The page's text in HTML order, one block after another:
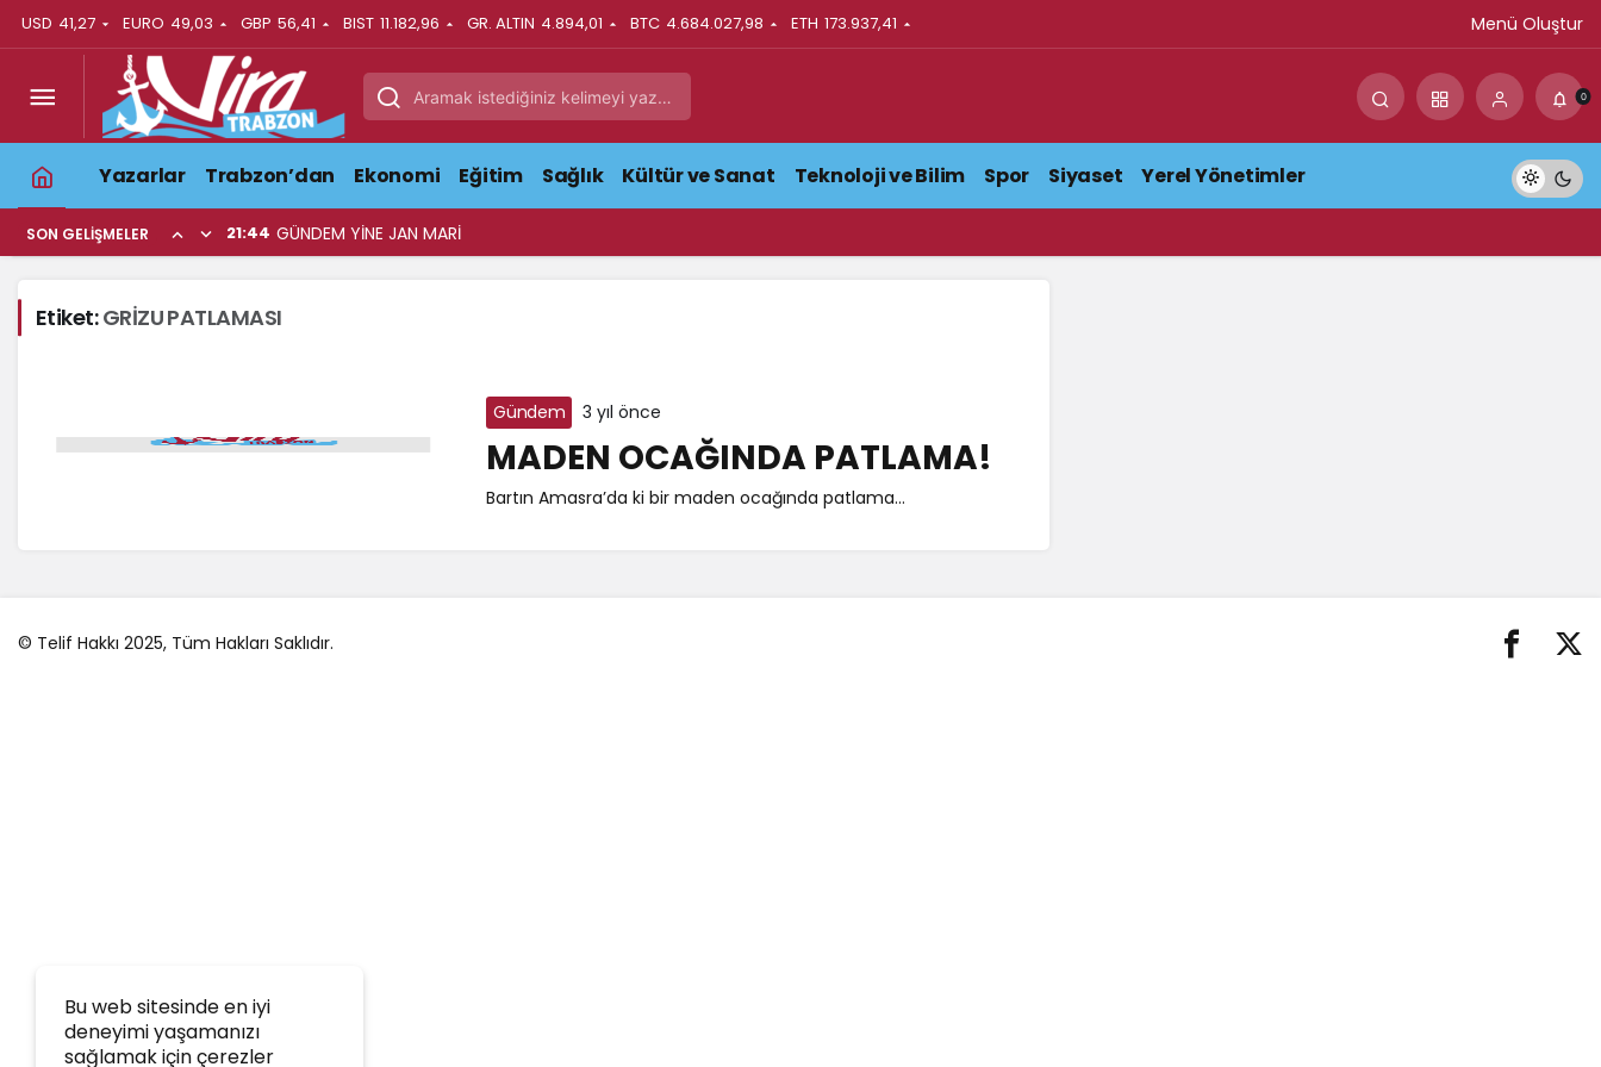
USD 41,27 EURO 49,03 GBP 56,41 BIST 11.182,96 GR. ALTIN 4.894,01 BTC 4.684.027,98 ETH 173.937,41 Menü Oluştur
0
Yazarlar Trabzon’dan Ekonomi Eğitim Sağlık Kültür ve Sanat Teknoloji ve Bilim Spor Siyaset Yerel Yönetimler
SON GELIŞMELER 21:44 GÜNDEM YİNE JAN MARİ
Etiket:GRİZU PATLAMASI
Gündem 3 yıl önce
MADEN OCAĞINDA PATLAMA!
Bartın Amasra’da ki bir maden ocağında patlama...
Bu web sitesinde en iyi
deneyimi yaşamanızı
sağlamak için çerezler
© Telif Hakkı 2025, Tüm Hakları Saklıdır.